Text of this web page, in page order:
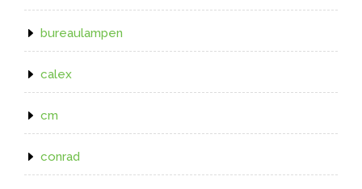
bureaulampen
calex
cm
conrad